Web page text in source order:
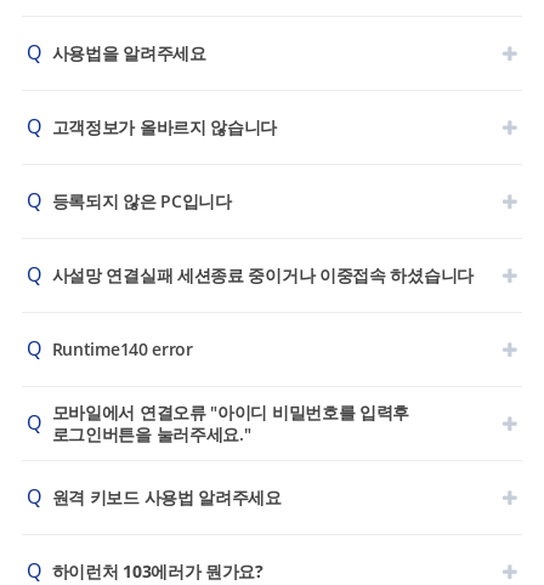
Q 사용법을 알려주세요
Q 고객정보가 올바르지 않습니다
Q 등록되지 않은 PC입니다
Q 사설망 연결실패 세션종료 중이거나 이중접속 하셨습니다
Q Runtime140 error
Q 모바일에서 연결오류 "아이디 비밀번호를 입력후
로그인버튼을 눌러주세요."
Q 원격 키보드 사용법 알려주세요
Q 하이런처 103에러가 뭔가요?